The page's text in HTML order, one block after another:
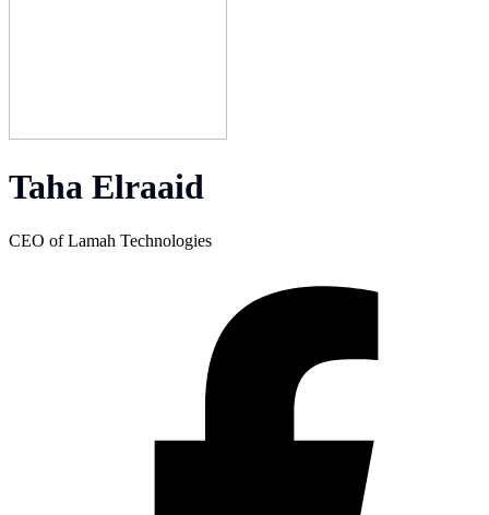
Taha Elraaid
CEO of Lamah Technologies